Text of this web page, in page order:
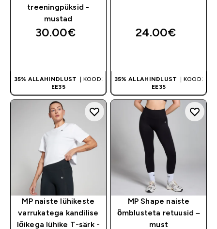
treeningpüksid -
mustad
30.00€‎
35% ALLAHINDLUST
| KOOD:
EE35
24.00€‎
35% ALLAHINDLUST
| KOOD:
EE35
MP naiste lühikeste
varrukatega kandilise
lõikega lühike T-särk -
MP Shape naiste
õmblusteta retuusid –
must